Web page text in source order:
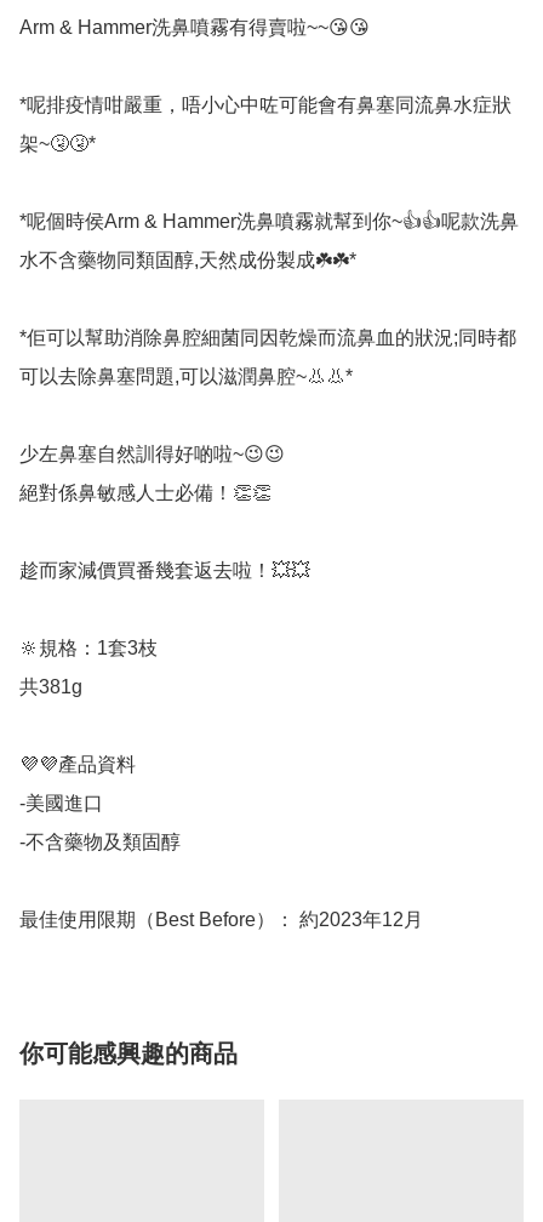
Arm & Hammer洗鼻噴霧有得賣啦~~😘😘
*呢排疫情咁嚴重，唔小心中咗可能會有鼻塞同流鼻水症狀
架~🤧🤧*
*呢個時侯Arm & Hammer洗鼻噴霧就幫到你~👍👍呢款洗鼻
水不含藥物同類固醇,天然成份製成☘️☘️*
*佢可以幫助消除鼻腔細菌同因乾燥而流鼻血的狀況;同時都
可以去除鼻塞問題,可以滋潤鼻腔~👃👃*
少左鼻塞自然訓得好啲啦~😉😉
絕對係鼻敏感人士必備！👏👏
趁而家減價買番幾套返去啦！💥💥
🔆規格：1套3枝
共381g
💜💜產品資料
-美國進口
-不含藥物及類固醇
最佳使用限期（Best Before）： 約2023年12月
你可能感興趣的商品